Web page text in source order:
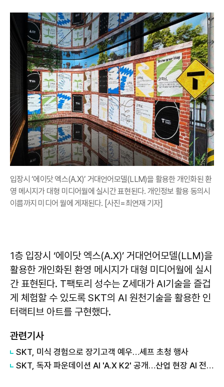
입장시 ‘에이닷 엑스(A.X)’ 거대언어모델(LLM)을 활용한 개인화된 환
영 메시지가 대형 미디어월에 실시간 표현된다. 개인정보 활용 동의시
이름까지 미디어 월에 게재된다. [사진=최연재 기자]
1층 입장시 ‘에이닷 엑스(A.X)’ 거대언어모델(LLM)을
활용한 개인화된 환영 메시지가 대형 미디어월에 실시
간 표현된다. T팩토리 성수는 Z세대가 AI기술을 즐겁
게 체험할 수 있도록 SKT의 AI 원천기술을 활용한 인
터랙티브 아트를 구현했다.
관련기사
SKT, 미식 경험으로 장기고객 예우…셰프 초청 행사
SKT, 독자 파운데이션 AI 'A.X K2' 공개…산업 현장 AI 전환 지원